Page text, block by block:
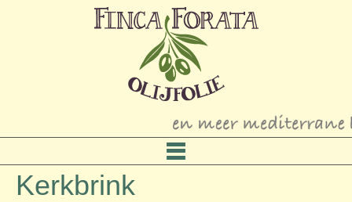
Kerkbrink